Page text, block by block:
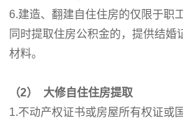
6.建造、翻建自住住房的仅限于职
同时提取住房公积金的，提供结婚
材料。
（2） 大修自住住房提取
1.不动产权证书或房屋所有权证或